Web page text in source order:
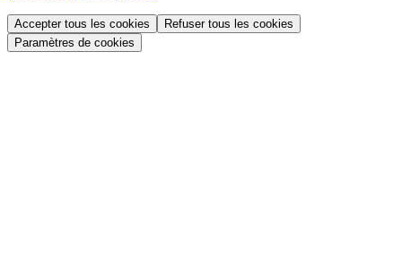
Accepter tous les cookies
Refuser tous les cookies
Paramètres de cookies